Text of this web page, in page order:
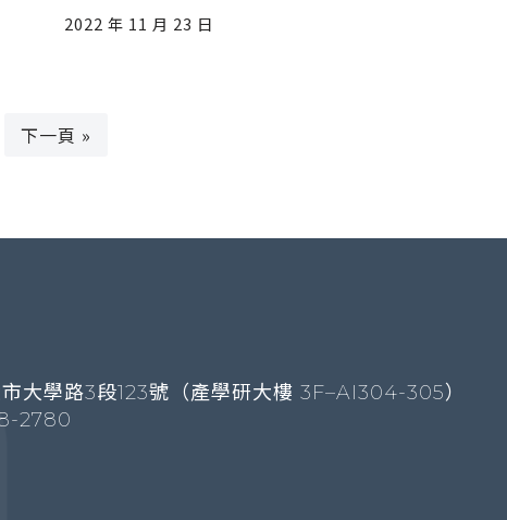
2022 年 11 月 23 日
下一頁 »
大學路3段123號（產學研大樓 3F–AI304-305）
2780